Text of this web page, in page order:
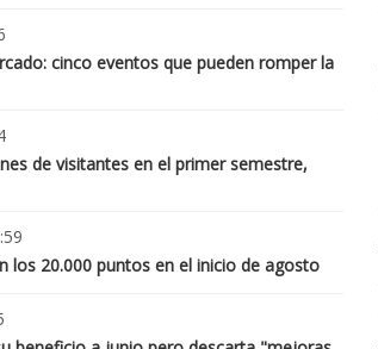
cinco eventos que pueden romper la
de visitantes en el primer semestre,
los 20.000 puntos en el inicio de agosto